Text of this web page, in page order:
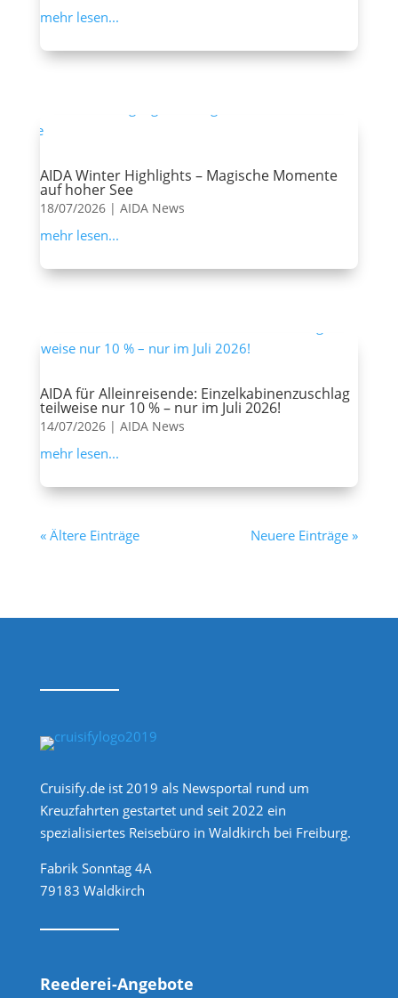
mehr lesen...
AIDA Winter Highlights – Magische Momente
auf hoher See
18/07/2026| AIDA News
mehr lesen...
AIDA für Alleinreisende: Einzelkabinenzuschlag
teilweise nur 10 % – nur im Juli 2026!
14/07/2026| AIDA News
mehr lesen...
« Ältere Einträge Neuere Einträge »
Cruisify.de ist 2019 als Newsportal rund um
Kreuzfahrten gestartet und seit 2022 ein
spezialisiertes Reisebüro in Waldkirch bei Freiburg.
Fabrik Sonntag 4A
79183 Waldkirch
Reederei-Angebote